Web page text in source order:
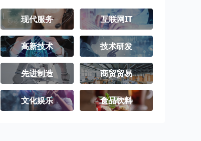
现代服务 互联网IT
高新技术 技术研发
先进制造 商贸贸易
文化娱乐 食品饮料